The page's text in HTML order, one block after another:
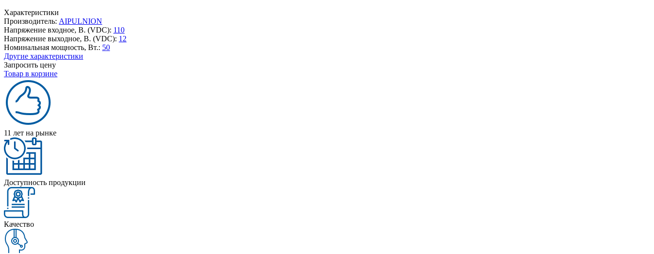
Характеристики
Производитель: AIPULNION
Напряжение входное, В. (VDC): 110
Напряжение выходное, В. (VDC): 12
Номинальная мощность, Вт.: 50
Другие характеристики
Запросить цену
Товар в корзине
11 лет на рынке
Доступность продукции
Качество